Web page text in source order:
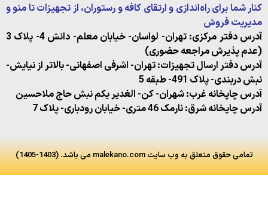
شما برای راه‌اندازی و ارتقای کافه و رستوران، از تجهیزات تا منو و
فروش
آدرس دفتر مرکزی: تهران- لواسان- خیابان معلم- دانش 4- پلاک 3
پذیرش مراجعه حضوری)
دفتر ارسال تجهیزات: تهران- اشرفی اصفهانی- بالاتر از نیایش-
دربندی- پلاک 491- طبقه 5
چاپخانه غرب: شهران- کن- الغدیر یکم نبش حاج ملاحسین
چاپخانه شرق: نارمک 46 متری- خیابان رودباری- پلاک 7
تمامی حقوق متعلق به وب سایت malekano.com می باشد. (1403-1405)